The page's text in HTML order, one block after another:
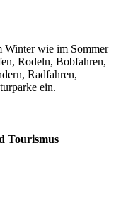
wie im Sommer
Rodeln, Bobfahren,
Radfahren,
ein.
Tourismus